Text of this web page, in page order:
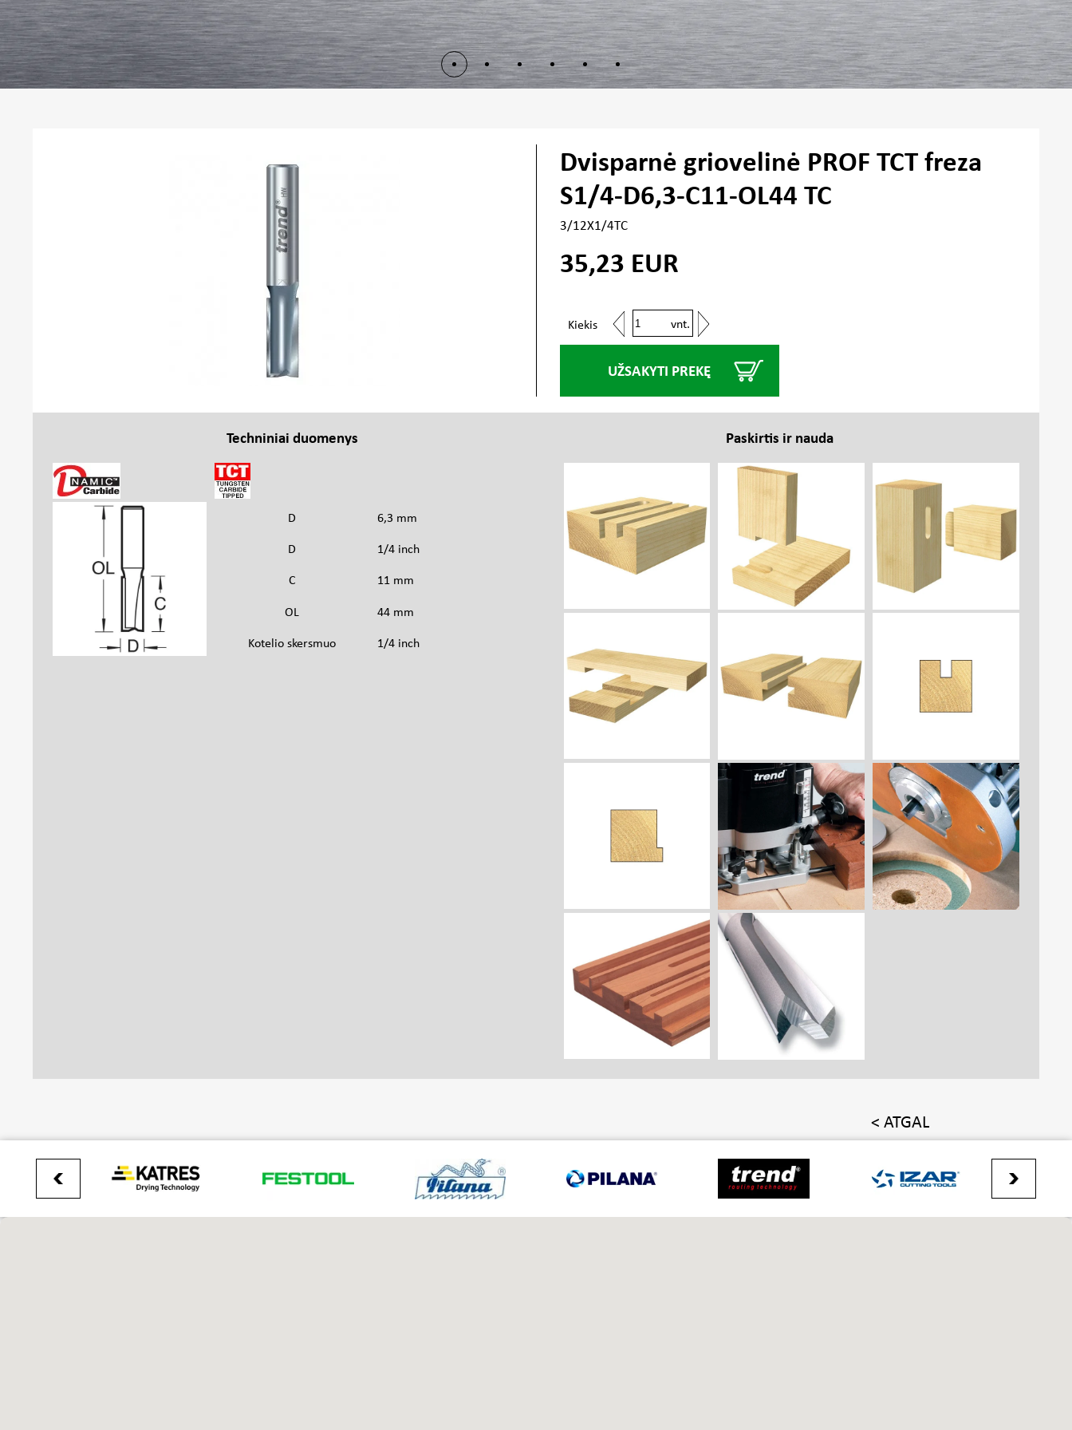
Dvisparnė griovelinė PROF TCT freza
S1/4-D6,3-C11-OL44 TC
3/12X1/4TC
35,23 EUR
Kiekis vnt.
UŽSAKYTI PREKĘ
Techniniai duomenys
D 6,3 mm
D 1/4 inch
C 11 mm
OL 44 mm
Kotelio skersmuo 1/4 inch
Paskirtis ir nauda
< ATGAL